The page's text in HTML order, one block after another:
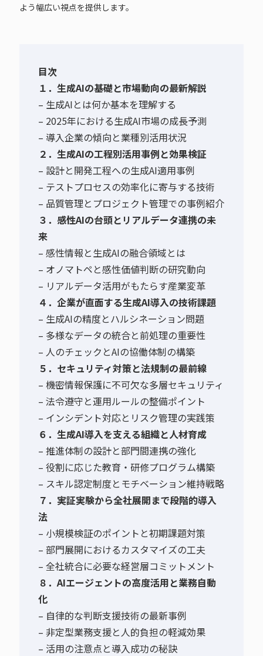
よう幅広い視点を提供します。
目次
１．生成AIの基礎と市場動向の最新解説
– 生成AIとは何か基本を理解する
– 2025年における生成AI市場の成長予測
– 導入企業の傾向と業種別活用状況
２．生成AIの工程別活用事例と効果検証
– 設計と開発工程への生成AI適用事例
– テストプロセスの効率化に寄与する技術
– 品質管理とプロジェクト管理での事例紹介
３．感性AIの台頭とリアルデータ連携の未
来
– 感性情報と生成AIの融合領域とは
– オノマトペと感性価値判断の研究動向
– リアルデータ活用がもたらす産業変革
４．企業が直面する生成AI導入の技術課題
– 生成AIの精度とハルシネーション問題
– 多様なデータの統合と前処理の重要性
– 人のチェックとAIの協働体制の構築
５．セキュリティ対策と法規制の最前線
– 機密情報保護に不可欠な多層セキュリティ
– 法令遵守と運用ルールの整備ポイント
– インシデント対応とリスク管理の実践策
６．生成AI導入を支える組織と人材育成
– 推進体制の設計と部門間連携の強化
– 役割に応じた教育・研修プログラム構築
– スキル認定制度とモチベーション維持戦略
７．実証実験から全社展開まで段階的導入
法
– 小規模検証のポイントと初期課題対策
– 部門展開におけるカスタマイズの工夫
– 全社統合に必要な経営層コミットメント
８．AIエージェントの高度活用と業務自動
化
– 自律的な判断支援技術の最新事例
– 非定型業務支援と人的負担の軽減効果
– 活用の注意点と導入成功の秘訣